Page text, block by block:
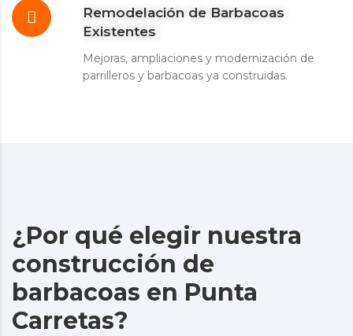
Remodelación de Barbacoas
Existentes
Mejoras, ampliaciones y modernización de
parrilleros y barbacoas ya construidas.
¿Por qué elegir nuestra
construcción de
barbacoas en Punta
Carretas?